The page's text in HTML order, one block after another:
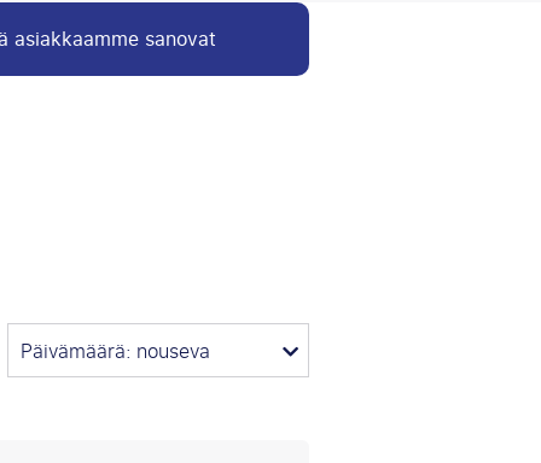
asiakkaamme sanovat
Päivämäärä: nouseva